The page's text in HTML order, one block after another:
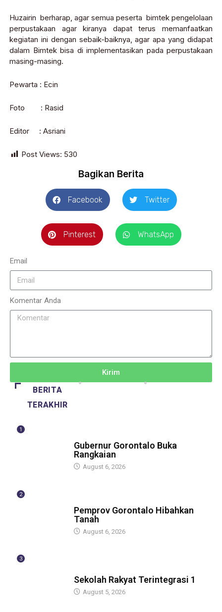
Huzairin berharap, agar semua peserta bimtek pengelolaan
perpustakaan agar kiranya dapat terus memanfaatkan
kegiatan ini dengan sebaik-baiknya, agar apa yang didapat
dalam Bimtek bisa di implementasikan pada perpustakaan
masing-masing.
Pewarta : Ecin
Foto : Rasid
Editor : Asriani
Post Views: 530
Bagikan Berita
Facebook Twitter
Pinterest WhatsApp
Email
Komentar Anda
Kirim
BERITA
TERAKHIR
1
Gubernur Gorontalo Buka
Rangkaian
August 6, 2026
2
Pemprov Gorontalo Hibahkan
Tanah
August 6, 2026
3
Sekolah Rakyat Terintegrasi 1
August 5, 2026